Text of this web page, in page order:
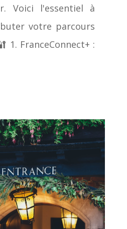
Voici l'essentiel à
votre parcours
1. FranceConnect+ :